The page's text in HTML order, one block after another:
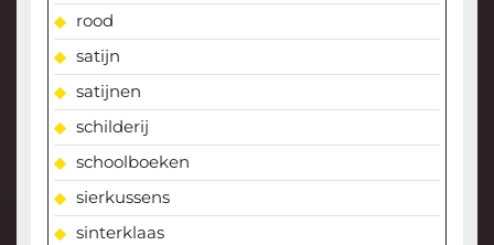
rood
satijn
satijnen
schilderij
schoolboeken
sierkussens
sinterklaas